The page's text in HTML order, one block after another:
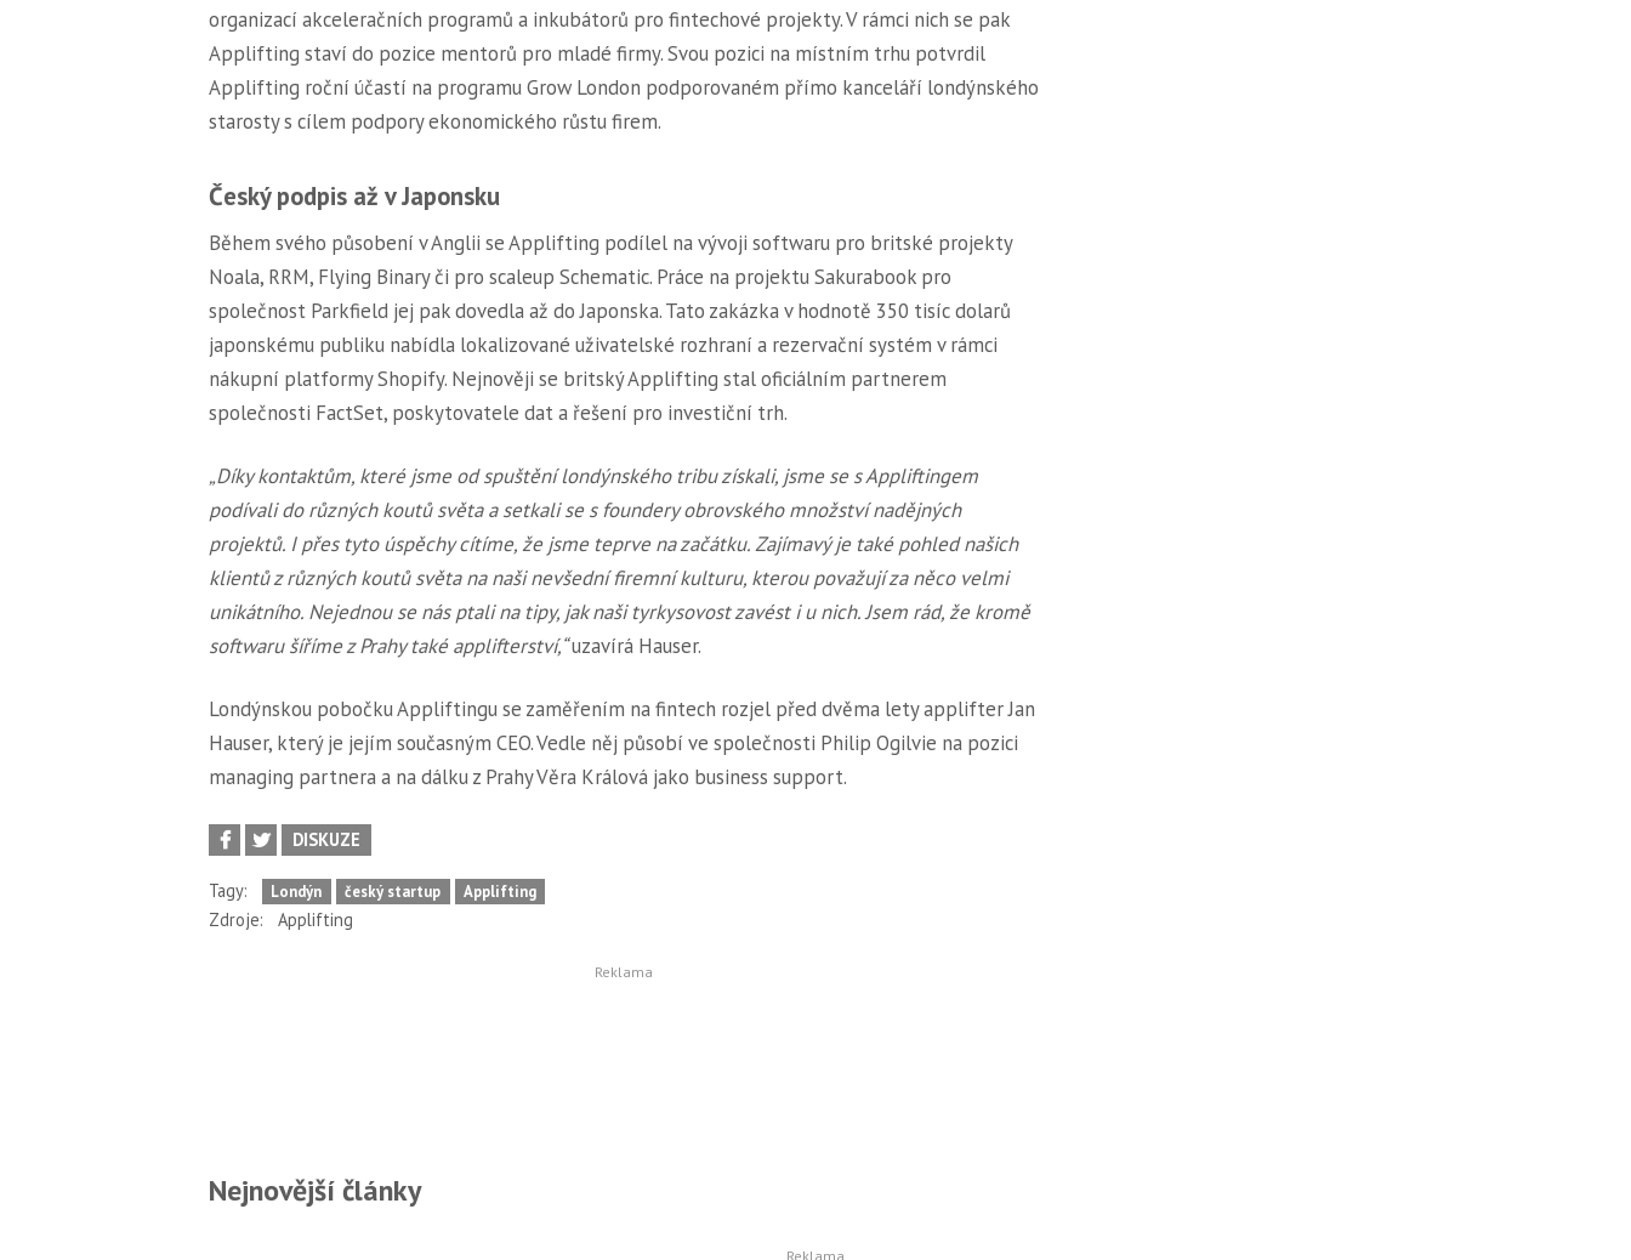
organizací akceleračních programů a inkubátorů pro fintechové projekty. V rámci nich se pak
Applifting staví do pozice mentorů pro mladé firmy. Svou pozici na místním trhu potvrdil
Applifting roční účastí na programu Grow London podporovaném přímo kanceláří londýnského
starosty s cílem podpory ekonomického růstu firem.
Český podpis až v Japonsku
Během svého působení v Anglii se Applifting podílel na vývoji softwaru pro britské projekty
Noala, RRM, Flying Binary či pro scaleup Schematic. Práce na projektu Sakurabook pro
společnost Parkfield jej pak dovedla až do Japonska. Tato zakázka v hodnotě 350 tisíc dolarů
japonskému publiku nabídla lokalizované uživatelské rozhraní a rezervační systém v rámci
nákupní platformy Shopify. Nejnověji se britský Applifting stal oficiálním partnerem
společnosti FactSet, poskytovatele dat a řešení pro investiční trh.
„Díky kontaktům, které jsme od spuštění londýnského tribu získali, jsme se s Appliftingem
podívali do různých koutů světa a setkali se s foundery obrovského množství nadějných
projektů. I přes tyto úspěchy cítíme, že jsme teprve na začátku. Zajímavý je také pohled našich
klientů z různých koutů světa na naši nevšední firemní kulturu, kterou považují za něco velmi
unikátního. Nejednou se nás ptali na tipy, jak naši tyrkysovost zavést i u nich. Jsem rád, že kromě
softwaru šíříme z Prahy také applifterství,“uzavírá Hauser.
Londýnskou pobočku Appliftingu se zaměřením na fintech rozjel před dvěma lety applifter Jan
Hauser, který je jejím současným CEO. Vedle něj působí ve společnosti Philip Ogilvie na pozici
managing partnera a na dálku z Prahy Věra Králová jako business support.
DISKUZE
Tagy: Londýn český startup Applifting
Zdroje: Applifting
Nejnovější články